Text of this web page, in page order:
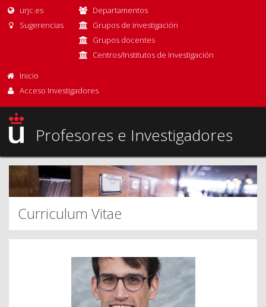
urjc.es
Sugerencias
Departamentos
Grupos de investigación
Grupos docentes
Centros/Institutos de Investigación
Inicio
Acceso Investigadores
Profesores e Investigadores
Curriculum Vitae